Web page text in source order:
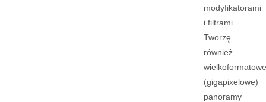
modyfikatorami
i filtrami.
Tworzę
również
wielkoformatowe
(gigapixelowe)
panoramy